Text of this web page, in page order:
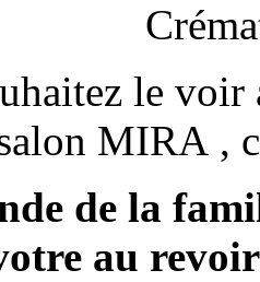
le voir
MIRA ,
de la
au